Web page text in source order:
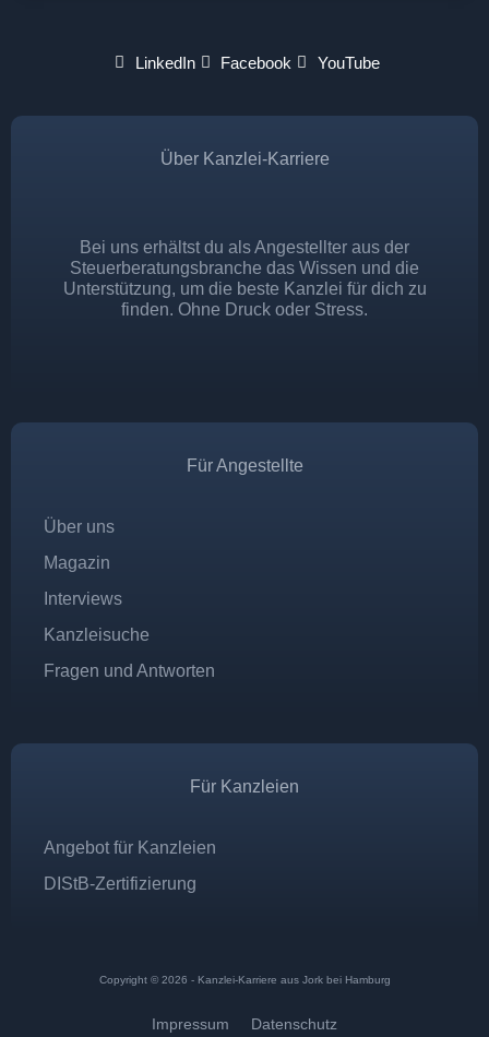
LinkedIn Facebook YouTube
Über Kanzlei-Karriere
Bei uns erhältst du als Angestellter aus der
Steuerberatungsbranche das Wissen und die
Unterstützung, um die beste Kanzlei für dich zu
finden. Ohne Druck oder Stress.
Für Angestellte
Über uns
Magazin
Interviews
Kanzleisuche
Fragen und Antworten
Für Kanzleien
Angebot für Kanzleien
DIStB-Zertifizierung
Copyright © 2026 - Kanzlei-Karriere aus Jork bei Hamburg
Impressum Datenschutz